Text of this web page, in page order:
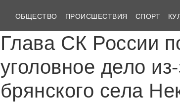
ОБЩЕСТВО ПРОИСШЕСТВИЯ СПОРТ
Глава СК России
уголовное дело
брянского села